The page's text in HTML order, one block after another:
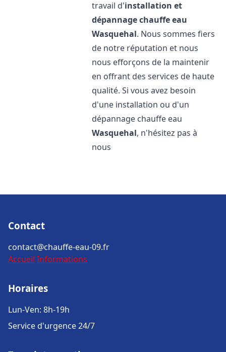
travail d'installation et
dépannage chauffe eau
Wasquehal. Nous sommes fiers
de notre réputation et nous
nous efforçons de la maintenir
en offrant des services de haute
qualité. Si vous avez besoin
d'une installation ou d'un
dépannage chauffe eau
Wasquehal, n'hésitez pas à
nous
Contact
contact@chauffe-eau-09.fr
Accueil Informations
Horaires
Lun-Ven: 8h-19h
Service d'urgence 24/7